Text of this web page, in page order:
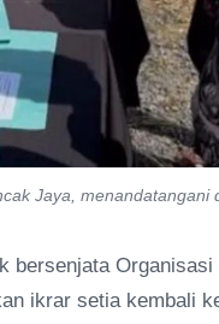
Jaya,
bersenjata
ikrar setia kembali